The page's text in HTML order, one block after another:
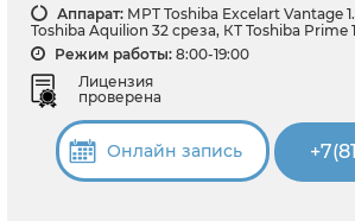
Аппарат: МРТ Toshiba Excelart Vantage
Toshiba Aquilion 32 среза, КТ Toshiba Prime
Режим работы: 8:00-19:00
Лицензия
проверена
Онлайн запись